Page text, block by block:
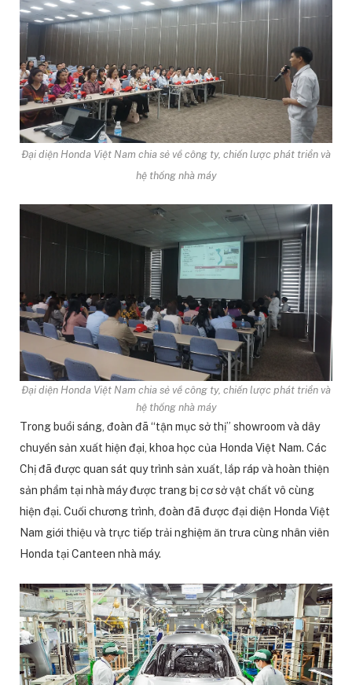
Đại diện Honda Việt Nam chia sẻ về công ty, chiến lược phát triển và
hệ thống nhà máy
Đại diện Honda Việt Nam chia sẻ về công ty, chiến lược phát triển và
hệ thống nhà máy
Trong buổi sáng, đoàn đã “tận mục sở thị” showroom và dây
chuyền sản xuất hiện đại, khoa học của Honda Việt Nam. Các
Chị đã được quan sát quy trình sản xuất, lắp ráp và hoàn thiện
sản phẩm tại nhà máy được trang bị cơ sở vật chất vô cùng
hiện đại. Cuối chương trình, đoàn đã được đại diện Honda Việt
Nam giới thiệu và trực tiếp trải nghiệm ăn trưa cùng nhân viên
Honda tại Canteen nhà máy.